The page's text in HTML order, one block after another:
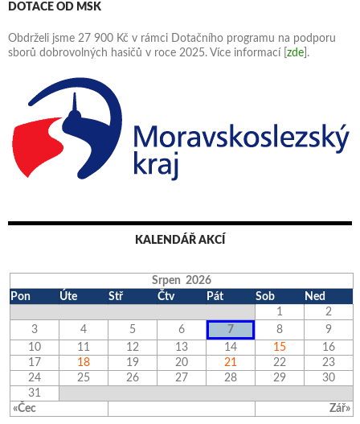
DOTACE OD MSK
Obdrželi jsme 27 900 Kč v rámci Dotačního programu na podporu
sborů dobrovolných hasičů v roce 2025. Více informací [ zde ].
KALENDÁŘ AKCÍ
Srpen 2026
Pon
Úte Stř Čtv Pát Sob Ned
«Čec Zář»
1
2
3
4 5 6 7 8
9
10
11 12 13 14 15
16
17
18 19 20 21 22
23
24
25 26 27 28 29
30
31